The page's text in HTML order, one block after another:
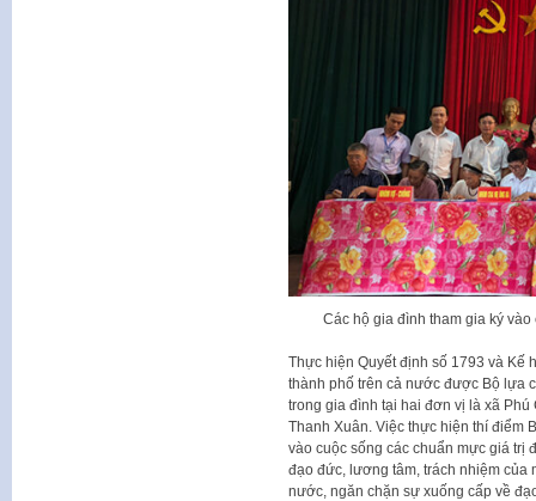
Các hộ gia đình tham gia ký
Thực hiện Quyết định số 1793 và Kế
thành phố trên cả nước được Bộ lựa
trong gia đình tại hai đơn vị là xã
Thanh Xuân. Việc thực hiện thí điểm
vào cuộc sống các chuẩn mực giá trị
đạo đức, lương tâm, trách nhiệm của
nước, ngăn chặn sự xuống cấp về